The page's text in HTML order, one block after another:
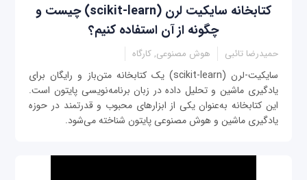
کتابخانه سایکیت لرن (scikit-learn) چیست و
چگونه از آن استفاده کنیم؟
حمیدرضا تائبی هوش مصنوعی, کارگاه
سایکیت-لرن (scikit-learn) یک کتابخانه متن‌باز و رایگان برای
یادگیری ماشین و تحلیل داده در زبان برنامه‌نویسی پایتون است.
این کتابخانه به‌عنوان یکی از ابزارهای محبوب و قدرتمند در حوزه
یادگیری ماشین و هوش مصنوعی پایتون شناخته می‌شود.